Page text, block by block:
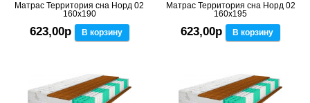
Матрас Территория сна Норд 02
160x190
623,00р В корзину
Матрас Территория сна Норд 02
160x195
623,00р В корзину